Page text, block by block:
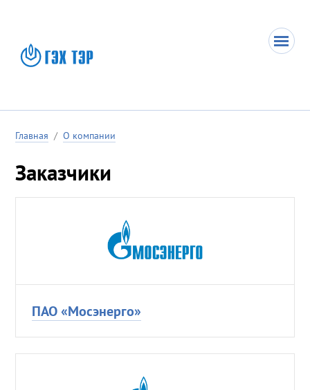
Главная / О компании
Заказчики
ПАО «Мосэнерго»